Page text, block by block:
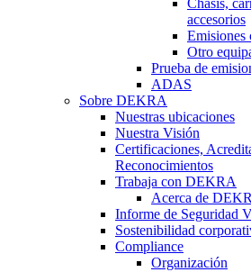
Chasis,
accesorios
Emisiones
Otro
Prueba de
ADAS
Sobre DEKRA
Nuestras ubicaciones
Nuestra Visión
Certificaciones,
Reconocimientos
Trabaja con DEKRA
Acerca de
Informe de Seguridad
Sostenibilidad
Compliance
Organización